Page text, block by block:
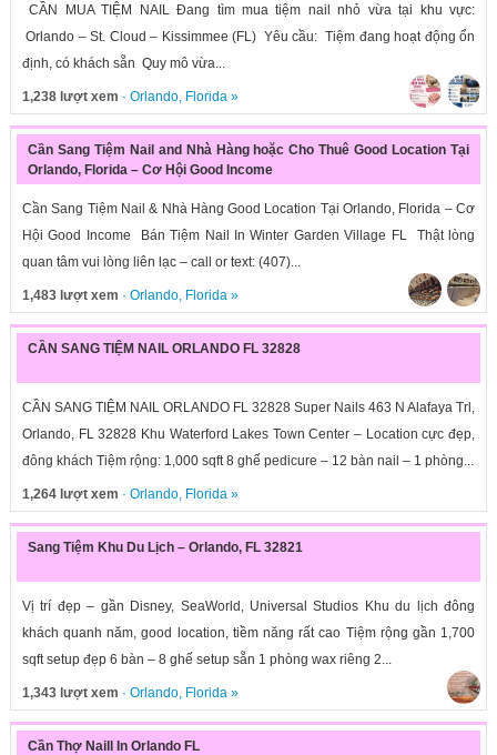
CẦN MUA TIỆM NAIL Đang tìm mua tiệm nail nhỏ vừa tại khu vực:
Orlando – St. Cloud – Kissimmee (FL) Yêu cầu: Tiệm đang hoạt động ổn
định, có khách sẵn Quy mô vừa...
1,238 lượt xem · Orlando, Florida »
Cần Sang Tiệm Nail and Nhà Hàng hoặc Cho Thuê Good Location Tại
Orlando, Florida – Cơ Hội Good Income
Cần Sang Tiệm Nail & Nhà Hàng Good Location Tại Orlando, Florida – Cơ
Hội Good Income Bán Tiệm Nail In Winter Garden Village FL Thật lòng
quan tâm vui lòng liên lạc – call or text: (407)...
1,483 lượt xem · Orlando, Florida »
CẦN SANG TIỆM NAIL ORLANDO FL 32828
CẦN SANG TIỆM NAIL ORLANDO FL 32828 Super Nails 463 N Alafaya Trl,
Orlando, FL 32828 Khu Waterford Lakes Town Center – Location cực đẹp,
đông khách Tiệm rộng: 1,000 sqft 8 ghế pedicure – 12 bàn nail – 1 phòng...
1,264 lượt xem · Orlando, Florida »
Sang Tiệm Khu Du Lịch – Orlando, FL 32821
Vị trí đẹp – gần Disney, SeaWorld, Universal Studios Khu du lịch đông
khách quanh năm, good location, tiềm năng rất cao Tiệm rộng gần 1,700
sqft setup đẹp 6 bàn – 8 ghế setup sẵn 1 phòng wax riêng 2...
1,343 lượt xem · Orlando, Florida »
Cần Thợ Naill In Orlando FL